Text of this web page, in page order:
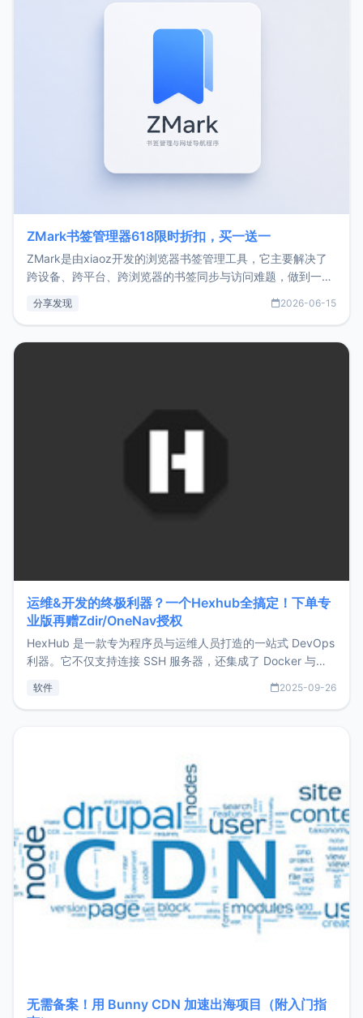
ZMark书签管理器618限时折扣，买一送一
ZMark是由xiaoz开发的浏览器书签管理工具，它主要解决了
跨设备、跨平台、跨浏览器的书签同步与访问难题，做到一处
用，让管理更高效。ZMark官网地址：
分享发现 2026-06-15
运维&开发的终极利器？一个Hexhub全搞定！下单专
业版再赠Zdir/OneNav授权
HexHub 是一款专为程序员与运维人员打造的一站式 DevOps
利器。它不仅支持连接 SSH 服务器，还集成了 Docker 与常
件间频繁切换，仅凭 HexHub 即可同时搞定运维与数据库操
软件 2025-09-26
无需备案！用 Bunny CDN 加速出海项目（附入门指